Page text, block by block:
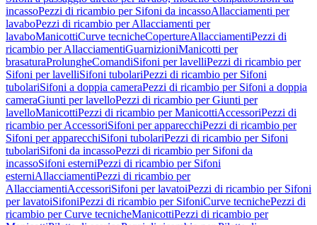
incassoPezzi di ricambio per Sifoni da incassoAllacciamenti per
lavaboPezzi di ricambio per Allacciamenti per
lavaboManicottiCurve tecnicheCopertureAllacciamentiPezzi di
ricambio per AllacciamentiGuarnizioniManicotti per
brasaturaProlungheComandiSifoni per lavelliPezzi di ricambio per
Sifoni per lavelliSifoni tubolariPezzi di ricambio per Sifoni
tubolariSifoni a doppia cameraPezzi di ricambio per Sifoni a doppia
cameraGiunti per lavelloPezzi di ricambio per Giunti per
lavelloManicottiPezzi di ricambio per ManicottiAccessoriPezzi di
ricambio per AccessoriSifoni per apparecchiPezzi di ricambio per
Sifoni per apparecchiSifoni tubolariPezzi di ricambio per Sifoni
tubolariSifoni da incassoPezzi di ricambio per Sifoni da
incassoSifoni esterniPezzi di ricambio per Sifoni
esterniAllacciamentiPezzi di ricambio per
AllacciamentiAccessoriSifoni per lavatoiPezzi di ricambio per Sifoni
per lavatoiSifoniPezzi di ricambio per SifoniCurve tecnichePezzi di
ricambio per Curve tecnicheManicottiPezzi di ricambio per